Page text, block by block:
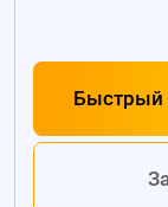
Быстрый